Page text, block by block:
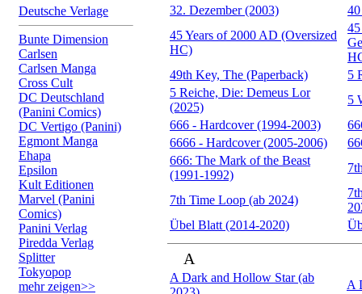
Deutsche Verlage
Bunte Dimension
Carlsen
Carlsen Manga
Cross Cult
DC Deutschland
(Panini Comics)
DC Vertigo (Panini)
Egmont Manga
Ehapa
Epsilon
Kult Editionen
Marvel (Panini
Comics)
Panini Verlag
Piredda Verlag
Splitter
Tokyopop
mehr zeigen>>
32. Dezember (2003)
45 Years of 2000 AD (Oversized
HC)
49th Key, The (Paperback)
5
5 Reiche, Die: Demeus Lor
(2025)
5
666 - Hardcover (1994-2003)
6666 - Hardcover (2005-2006)
666: The Mark of the Beast
(1991-1992)
7th Time Loop (ab 2024)
Übel Blatt (2014-2020)
A
A Dark and Hollow Star (ab
A